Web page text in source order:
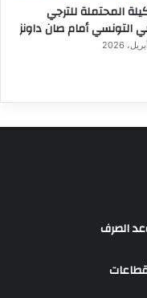
المحتملة للترجي
التونسي أمام صان داونز
الصرف